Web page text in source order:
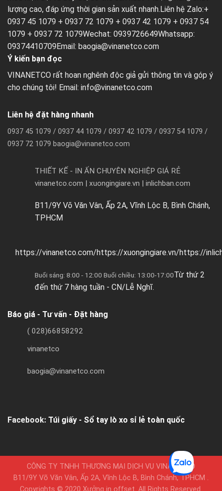
lượng cao, đáp ứng thời gian sản xuất nhanh.Liên hệ Zalo:+
0937 45 1079 + 0937 72 1079 + 0937 42 1079 + 0937 54
1079 + 0937 72 1079Wechat: 0939726649Whatsapp:
09374410709Email: baogia@vinanetco.com
Ý kiến bạn đọc
VINANETCO rất hoan nghênh độc giả gửi thông tin và góp ý
cho chúng tôi! Email: info@vinanetco.com
Liên hệ đặt hàng nhanh
0937 45 1079 / 0937 44 1079 / 0937 42 1079 / 0937 54 1079 /
0937 72 1079 baogia@vinanetco.com
THIẾT KẾ - IN ẤN CHUYÊN NGHIỆP GIÁ RẺ
vinanetco.com | xuongingiare.vn | inlichban.com
B11/9Y Võ Văn Vân, Ấp 2A, Vĩnh Lộc B, Bình Chánh,
TPHCM
https://vinanetco.com/https://xuongingiare.vn/https://
Buổi sáng: 8:00 - 12:00 Buổi chiều: 13:00-17:00Từ thứ 2
đến thứ 7 hàng tuần - CN/Lễ Nghĩ.
Báo giá - Tư vấn - Đặt hàng
( 028)66858292
vinanetco
baogia@vinanetco.com
Facebook: Túi giấy - Sổ tay lò xo sỉ lẻ toàn quốc
CÔNG TY TNHH THƯƠNG MẠI DỊCH VỤ VINANETCO
B11/9Y Võ Văn Vân, Ấp 2A, Vĩnh Lộc B, Bình Chánh, TPHCM .
Copyrights © 2020 Xưởng in offset. All Rights Reserved.